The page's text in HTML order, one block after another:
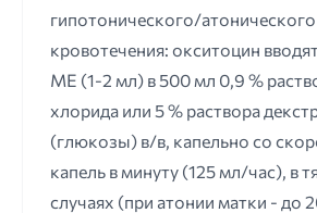
гипотонического/
кровотечения: окситоцин
ME (1-2 мл) в 500 мл 0,9 %
хлорида или 5 % раствора
(глюкозы) в/в, капельно со
капель в минуту (125 мл/час), в
случаях (при атонии матки - до